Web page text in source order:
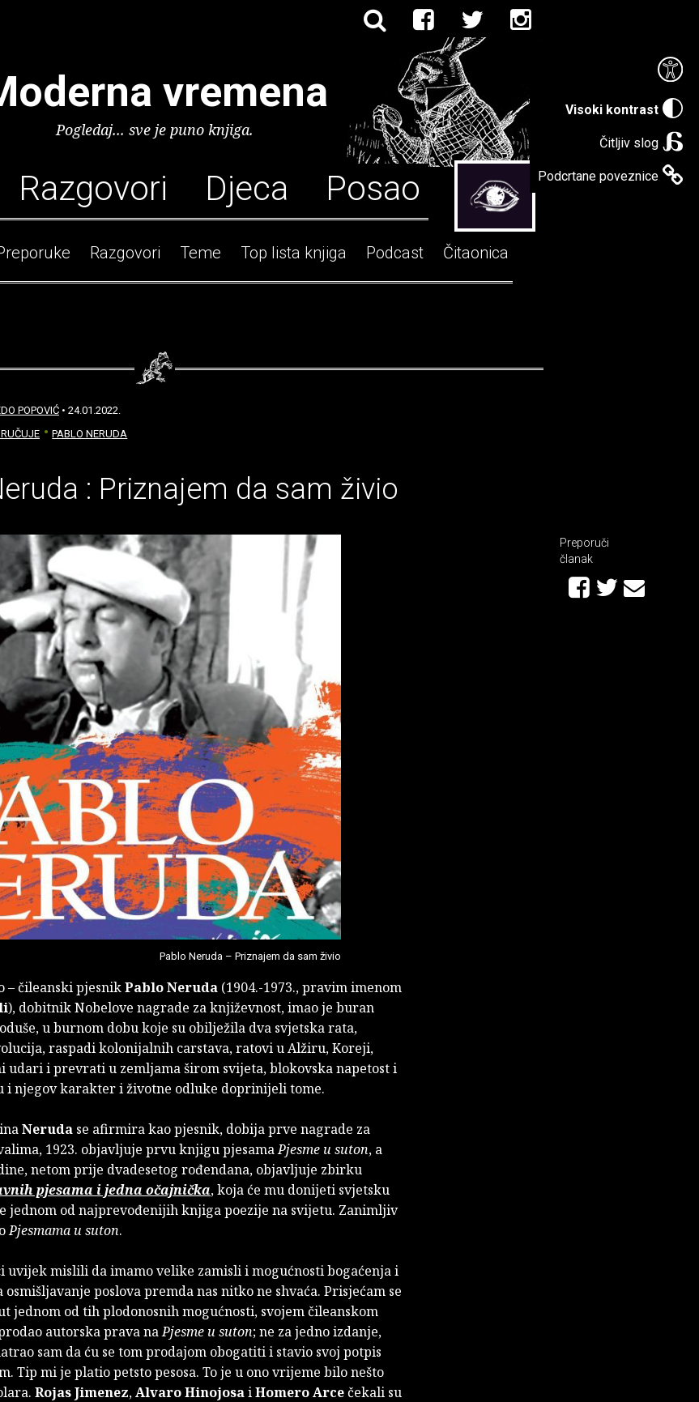
Visoki kontrast
Čitljiv slog
Podcrtane poveznice
vremena
Pogledaj... sve je puno knjiga.
Razgovori Djeca Posao
Razgovori Teme Top lista knjiga Podcast Čitaonica
POPOVIĆ • 24.01.2022.
PABLO NERUDA
: Priznajem da sam živio
Pablo Neruda – Priznajem da sam živio
– čileanski pjesnikPablo Neruda (1904.-1973., pravim imenom
), dobitnik Nobelove nagrade za književnost, imao je buran
u burnom dobu koje su obilježila dva svjetska rata,
raspadi kolonijalnih carstava, ratovi u Alžiru, Koreji,
udari i prevrati u zemljama širom svijeta, blokovska napetost i
i njegov karakter i životne odluke doprinijeli tome.
Neruda se afirmira kao pjesnik, dobija prve nagrade za
1923. objavljuje prvu knjigu pjesamaPjesme u suton, a
netom prije dvadesetog rođendana, objavljuje zbirku
pjesama i jedna očajnička, koja će mu donijeti svjetsku
jednom od najprevođenijih knjiga poezije na svijetu. Zanimljiv
Pjesmama u suton.
uvijek mislili da imamo velike zamisli i mogućnosti bogaćenja i
osmišljavanje poslova premda nas nitko ne shvaća. Prisjećam se
jednom od tih plodonosnih mogućnosti, svojem čileanskom
autorska prava naPjesme u suton; ne za jedno izdanje,
sam da ću se tom prodajom obogatiti i stavio svoj potpis
Tip mi je platio petsto pesosa. To je u ono vrijeme bilo nešto
Rojas Jimenez,Alvaro HinojosaiHomero Arcečekali su
Preporuči
članak